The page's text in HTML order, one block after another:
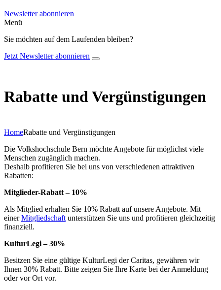
Newsletter abonnieren
Menü
Sie möchten auf dem Laufenden bleiben?
Jetzt Newsletter abonnieren
Rabatte und Vergünstigungen
HomeRabatte und Vergünstigungen
Die Volkshochschule Bern möchte Angebote für möglichst viele
Menschen zugänglich machen.
Deshalb profitieren Sie bei uns von verschiedenen attraktiven
Rabatten:
Mitglieder-Rabatt – 10%
Als Mitglied erhalten Sie 10% Rabatt auf unsere Angebote. Mit
einerMitgliedschaft unterstützen Sie uns und profitieren gleichzeitig
finanziell.
KulturLegi – 30%
Besitzen Sie eine gültige KulturLegi der Caritas, gewähren wir
Ihnen 30% Rabatt. Bitte zeigen Sie Ihre Karte bei der Anmeldung
oder vor Ort vor.